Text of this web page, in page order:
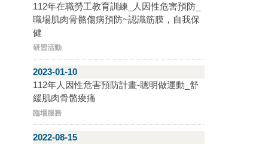
112年在職勞工教育訓練_人因性危害預防_
職場肌肉骨骼傷病預防~認識筋膜，自我保
健
研習活動
2023-01-10
112年人因性危害預防計畫-聰明做運動_舒
緩肌肉骨骼痠痛
臨場服務
2022-08-15